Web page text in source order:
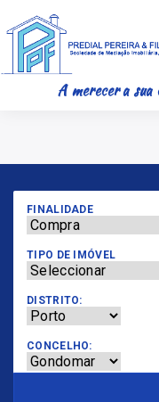
A merecer a sua
FINALIDADE
TIPO DE IMÓVEL
DISTRITO:
CONCELHO: